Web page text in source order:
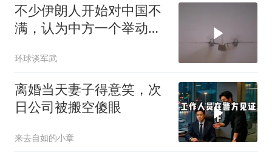
不少伊朗人开始对中国不
满，认为中方一个举动，
环球谈军武
离婚当天妻子得意笑，次
日公司被搬空傻眼
来去自如的小章